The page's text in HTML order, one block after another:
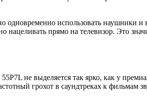
одновременно использовать наушники и
нацеливать прямо на телевизор. Это
55P7L не выделяется так ярко, как у
грохот в саундтреках к фильмам